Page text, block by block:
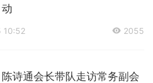
动
10:52 2055
陈诗通会长带队走访常务副会